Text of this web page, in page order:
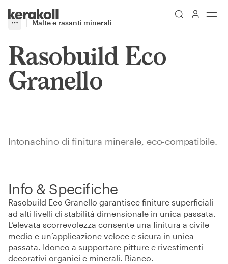
Go to Homepage
More
Toggle menu
Malte e rasanti minerali
Rasobuild Eco
Granello
Intonachino di finitura minerale, eco-compatibile.
Info & Specifiche
Rasobuild Eco Granello garantisce finiture superficiali
ad alti livelli di stabilità dimensionale in unica passata.
L’elevata scorrevolezza consente una finitura a civile
medio e un’applicazione veloce e sicura in unica
passata. Idoneo a supportare pitture e rivestimenti
decorativi organici e minerali. Bianco.